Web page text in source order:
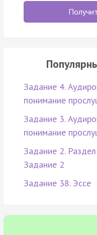
Задание 4.
понимание
Задание 3.
понимание
Задание 2.
Задание 2
Задание 38. Эссе